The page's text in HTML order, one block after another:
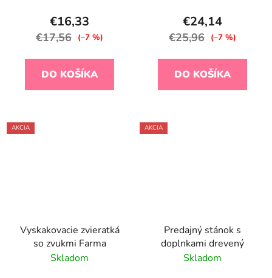
€16,33
€17,56 (–7 %)
DO KOŠÍKA
€24,14
€25,96 (–7 %)
DO KOŠÍKA
AKCIA
Vyskakovacie zvieratká
so zvukmi Farma
Skladom
AKCIA
Predajný stánok s
doplnkami drevený
Skladom